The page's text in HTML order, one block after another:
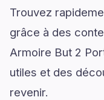
Trouvez
grâce à des
Armoire But 2
utiles et des
revenir.